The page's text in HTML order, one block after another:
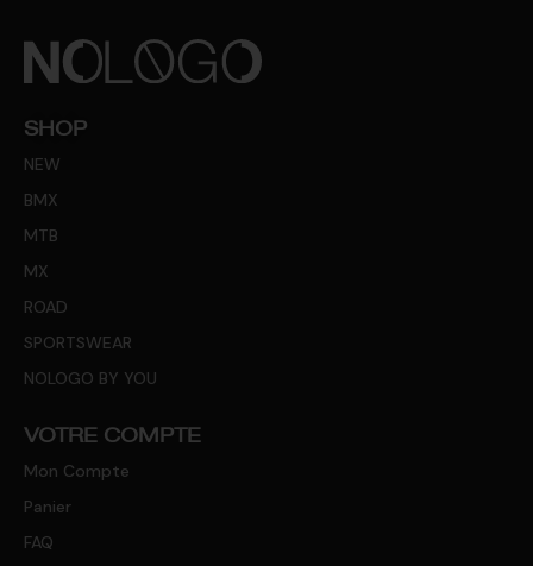
SHOP
NEW
BMX
MTB
MX
ROAD
SPORTSWEAR
NOLOGO BY YOU
VOTRE COMPTE
Mon Compte
Panier
FAQ